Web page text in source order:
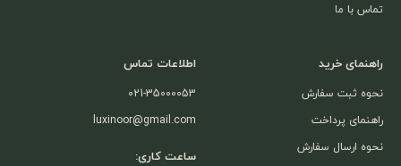
تماس با ما
راهنمای خرید
نحوه ثبت سفارش
راهنمای پرداخت
نحوه ارسال سفارش
اطلاعات تماس
021-35000053
luxinoor@gmail.com
ساعت کاری: